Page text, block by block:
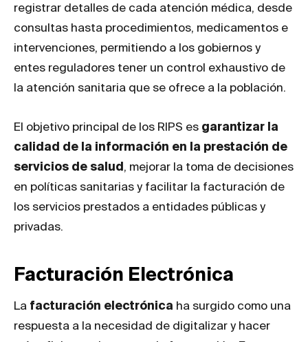
registrar detalles de cada atención médica, desde
consultas hasta procedimientos, medicamentos e
intervenciones, permitiendo a los gobiernos y
entes reguladores tener un control exhaustivo de
la atención sanitaria que se ofrece a la población.
El objetivo principal de los RIPS es garantizar la
calidad de la información en la prestación de
servicios de salud , mejorar la toma de decisiones
en políticas sanitarias y facilitar la facturación de
los servicios prestados a entidades públicas y
privadas.
Facturación Electrónica
La facturación electrónica ha surgido como una
respuesta a la necesidad de digitalizar y hacer